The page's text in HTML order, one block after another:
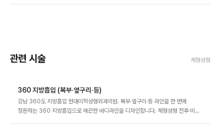
관련 시술 체형성형
360 지방흡입 (복부·옆구리·등)
강남 360도 지방흡입 현대미학성형외과의원. 복부·옆구리·등 라인을 한 번에
정돈하는 360 지방흡입으로 매끈한 바디라인을 디자인합니다. 체형성형 전후·비용